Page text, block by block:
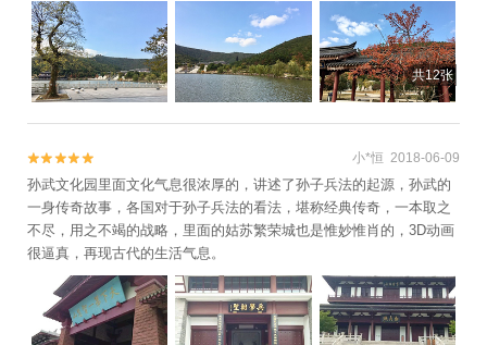
共12张

 小*恒 2018-06-09
孙武文化园里面文化气息很浓厚的，讲述了孙子兵法的起源，孙武的
一身传奇故事，各国对于孙子兵法的看法，堪称经典传奇，一本取之
不尽，用之不竭的战略，里面的姑苏繁荣城也是惟妙惟肖的，3D动画
很逼真，再现古代的生活气息。